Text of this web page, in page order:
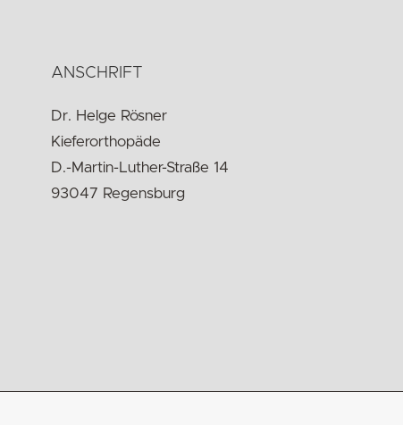
ANSCHRIFT
Dr. Helge Rösner
Kieferorthopäde
D.-Martin-Luther-Straße 14
93047 Regensburg